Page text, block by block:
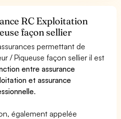
RC Exploitation
façon sellier
permettant de
/ Piqueuse façon sellier il est
entre assurance
et assurance
.
également appelée